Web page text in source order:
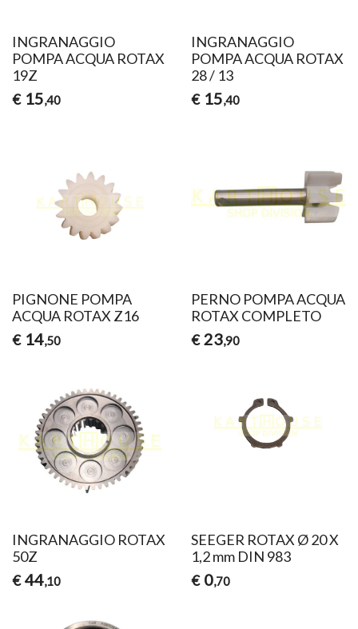
INGRANAGGIO
POMPA ACQUA ROTAX
19Z
€ 15,40
INGRANAGGIO
POMPA ACQUA ROTAX
28 / 13
€ 15,40
PIGNONE POMPA
ACQUA ROTAX Z16
€ 14,50
PERNO POMPA ACQUA
ROTAX COMPLETO
€ 23,90
INGRANAGGIO ROTAX
50Z
€ 44,10
SEEGER ROTAX Ø 20 X
1,2 mm DIN 983
€ 0,70